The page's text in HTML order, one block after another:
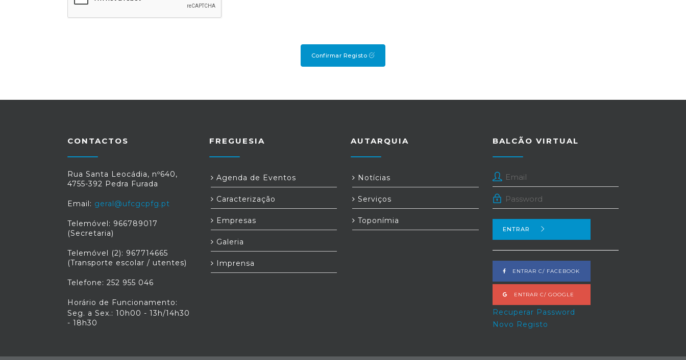
Confirmar Registo
CONTACTOS
Rua Santa Leocádia, nº640,
4755-392 Pedra Furada
Email: geral@ufcgcpfg.pt
Telemóvel: 966789017
(Secretaria)
Telemóvel (2): 967714665
(Transporte escolar / utentes)
Telefone: 252 955 046
Horário de Funcionamento:
Seg. a Sex.: 10h00 - 13h/14h30
- 18h30
FREGUESIA
Agenda de Eventos
Caracterização
Empresas
Galeria
Imprensa
AUTARQUIA
Notícias
Serviços
Toponímia
BALCÃO VIRTUAL
ENTRAR
ENTRAR C/ FACEBOOK
ENTRAR C/ GOOGLE
Recuperar Password
Novo Registo